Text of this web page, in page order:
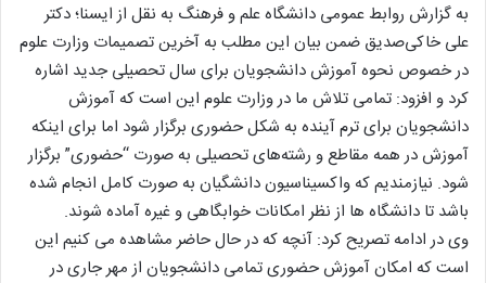
به گزارش روابط عمومی دانشگاه علم و فرهنگ به نقل از ایسنا؛ دکتر
علی خاکی‌صدیق ضمن بیان این مطلب به آخرین تصمیمات وزارت علوم
در خصوص نحوه آموزش دانشجویان برای سال تحصیلی جدید اشاره
کرد و افزود: تمامی تلاش ما در وزارت علوم این است که آموزش
دانشجویان برای ترم آینده به شکل حضوری برگزار شود اما برای اینکه
آموزش در همه مقاطع و رشته‌های تحصیلی به صورت “حضوری” برگزار
شود. نیازمندیم که واکسیناسیون دانشگیان به صورت کامل انجام شده
باشد تا دانشگاه ها از نظر امکانات خوابگاهی و غیره آماده شوند.
وی در ادامه تصریح کرد: آنچه که در حال حاضر مشاهده می کنیم این
است که امکان آموزش حضوری تمامی دانشجویان از مهر جاری در